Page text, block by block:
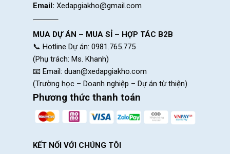
Email: Xedapgiakho@gmail.com
MUA DỰ ÁN – MUA SỈ – HỢP TÁC B2B
📞 Hotline Dự án: 0981.765.775
(Phụ trách: Ms. Khanh)
📧 Email: duan@xedapgiakho.com
(Trường học – Doanh nghiệp – Dự án từ thiện)
Phương thức thanh toán
KẾT NỐI VỚI CHÚNG TÔI